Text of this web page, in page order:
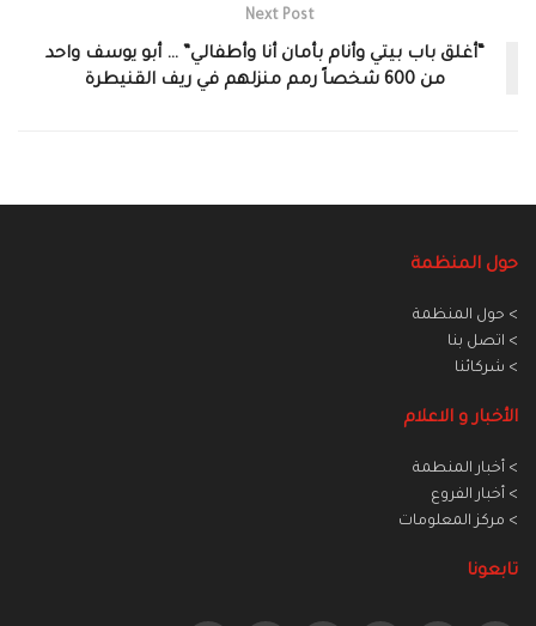
Next Post
“أغلق باب بيتي وأنام بأمان أنا وأطفالي” … أبو يوسف واحد
من 600 شخصاً رمم منزلهم في ريف القنيطرة
حول المنظمة
> حول المنظمة
> اتصل بنا
> شركائنا
الأخبار و الاعلام
> أخبار المنطمة
> أخبار الفروع
> مركز المعلومات
تابعونا